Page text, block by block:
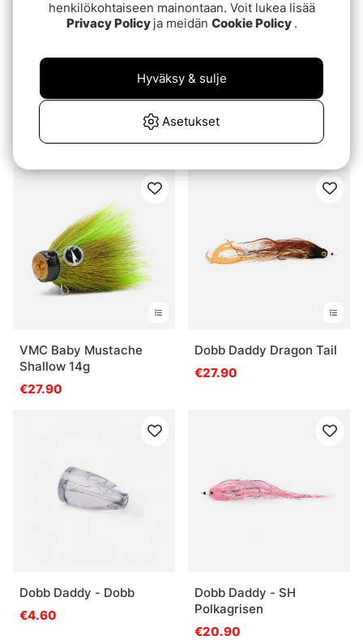
Arvio: (18)4.8 5:sta tähdestä
€27.90
Arvio: (2)5.0 5:sta
VMC Twitchin Jig
€8.60
VMC Baby Mustache
Shallow 14g
€27.90
Dobb Daddy Dragon Tail
€27.90
Dobb Daddy - Dobb
€4.60
Dobb Daddy - SH
Polkagrisen
€20.90
henkilökohtaiseen mainontaan. Voit lukea lisää
Privacy Policy ja meidän Cookie Policy .
Asetukset
Hyväksy & sulje